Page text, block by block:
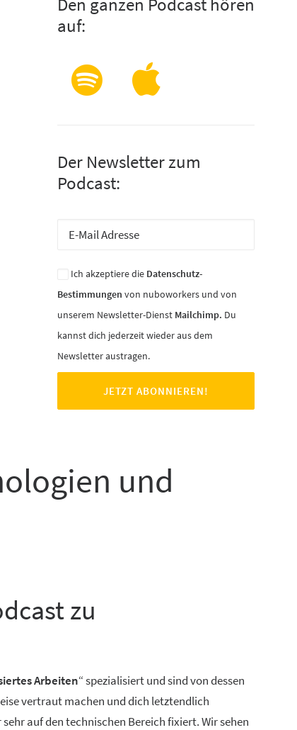
auf:
Der Newsletter zum
Podcast:
Ich akzeptiere die Datenschutz-
Bestimmungen von nuboworkers und von
unserem Newsletter-Dienst Mailchimp. Du
kannst dich jederzeit wieder aus dem
Newsletter austragen.
und
zu
Arbeiten“ spezialisiert und sind von dessen
vertraut machen und dich letztendlich
auf den technischen Bereich fixiert. Wir sehen